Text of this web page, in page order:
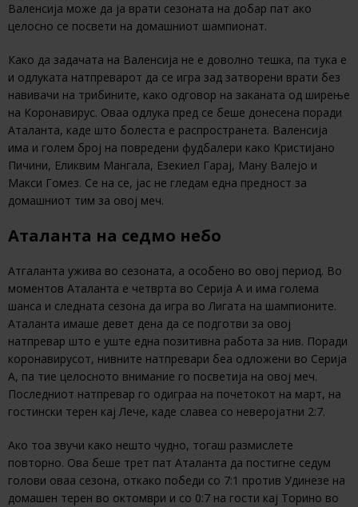
Валенсија може да ја врати сезоната на добар пат ако
целосно се посвети на домашниот шампионат.
Како да задачата на Валенсија не е доволно тешка, па тука е
и одлуката натпреварот да се игра зад затворени врати без
навивачи на трибините, како одговор на заканата од ширење
на Коронавирус. Оваа одлука пред се беше донесена поради
Аталанта, каде што болеста е распространета. Валенсија
има и голем број на повредени фудбалери како Кристијано
Пичини, Еликвим Мангала, Езекиел Гарај, Ману Валејо и
Макси Гомез. Се на се, јас не гледам една предност за
домашниот тим за овој меч.
Аталанта на седмо небо
Атгаланта ужива во сезоната, а особено во овој период. Во
моментов Аталанта е четврта во Серија А и има голема
шанса и следната сезона да игра во Лигата на шампионите.
Аталанта имаше девет дена да се подготви за овој
натпревар што е уште една позитивна работа за нив. Поради
коронавирусот, нивните натпревари беа одложени во Серија
А, па тие целосното внимание го посветија на овој меч.
Последниот натпревар го одиграа на почетокот на март, на
гостински терен кај Лече, каде славеа со неверојатни 2:7.
Ако тоа звучи како нешто чудно, тогаш размислете
повторно. Ова беше трет пат Аталанта да постигне седум
голови оваа сезона, откако победи со 7:1 против Удинезе на
домашен терен во октомври и со 0:7 на гости кај Торино во